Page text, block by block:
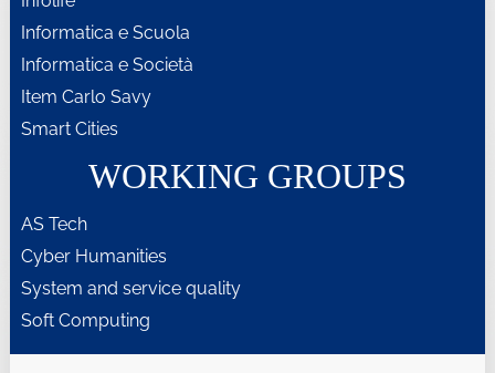
Informatica e Scuola
Informatica e Società
Item Carlo Savy
Smart Cities
WORKING GROUPS
AS Tech
Cyber Humanities
System and service quality
Soft Computing